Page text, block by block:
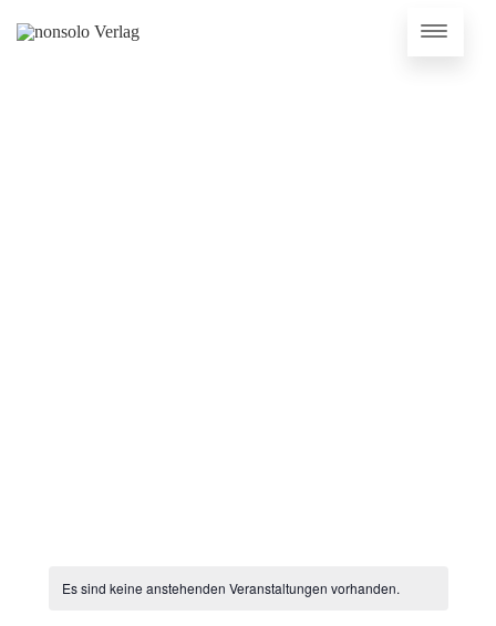
Es sind keine anstehenden Veranstaltungen vorhanden.